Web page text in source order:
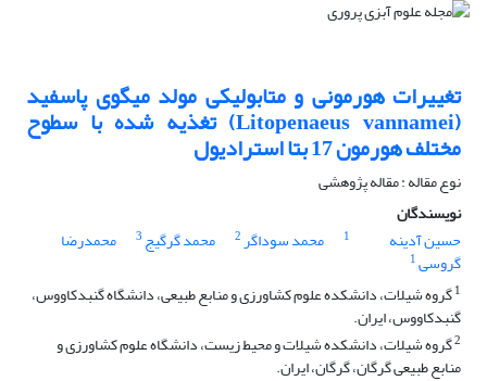
تغییرات هورمونی و متابولیکی مولد میگوی پاسفید
(Litopenaeus vannamei) تغذیه شده با سطوح
مختلف هورمون 17 بتا استرادیول
نوع مقاله : مقاله پژوهشی
نویسندگان
حسین آدینه
1 محمد سوداگر2 محمد گرگیج 3 محمدرضا
گروسی1
1گروه شیلات، دانشکده علوم کشاورزی و منابع طبیعی، دانشگاه گنبدکاووس،
گنبدکاووس، ایران.
2گروه شیلات، دانشکده شیلات و محیط زیست، دانشگاه علوم کشاورزی و
منابع طبیعی گرگان، گرگان، ایران.